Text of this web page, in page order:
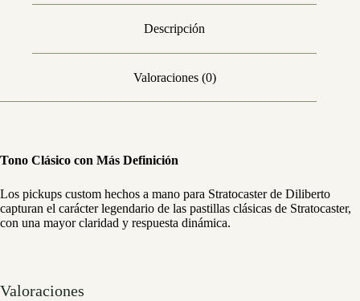
cantidad
Descripción
Valoraciones (0)
Tono Clásico con Más Definición
Los pickups custom hechos a mano para Stratocaster de Diliberto
capturan el carácter legendario de las pastillas clásicas de Stratocaster,
con una mayor claridad y respuesta dinámica.
Valoraciones